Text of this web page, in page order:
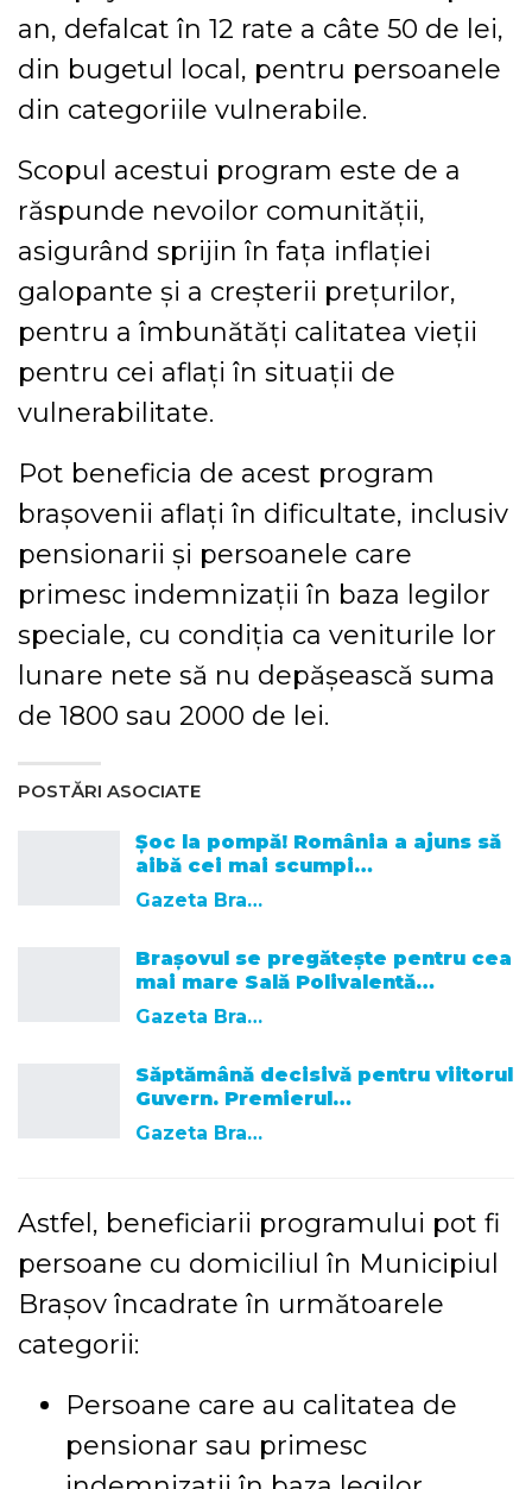
an, defalcat în 12 rate a câte 50 de lei,
din bugetul local, pentru persoanele
din categoriile vulnerabile.
Scopul acestui program este de a
răspunde nevoilor comunității,
asigurând sprijin în fața inflației
galopante și a creșterii prețurilor,
pentru a îmbunătăți calitatea vieții
pentru cei aflați în situații de
vulnerabilitate.
Pot beneficia de acest program
brașovenii aflați în dificultate, inclusiv
pensionarii și persoanele care
primesc indemnizații în baza legilor
speciale, cu condiția ca veniturile lor
lunare nete să nu depășească suma
de 1800 sau 2000 de lei.
POSTĂRI ASOCIATE
Șoc la pompă! România a ajuns să
aibă cei mai scumpi…
Gazeta Brasovului
Brașovul se pregătește pentru cea
mai mare Sală Polivalentă…
Gazeta Brasovului
Săptămână decisivă pentru viitorul
Guvern. Premierul…
Gazeta Brasovului
Astfel, beneficiarii programului pot fi
persoane cu domiciliul în Municipiul
Brașov încadrate în următoarele
categorii:
Persoane care au calitatea de
pensionar sau primesc